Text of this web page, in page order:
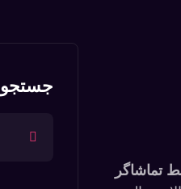
تماشاگر
جستجو